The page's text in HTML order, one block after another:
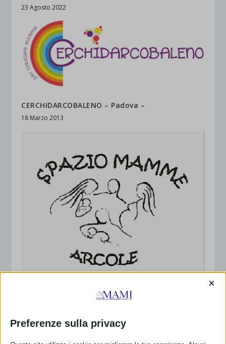
23 Agosto 2022
CERCHIDARCOBALENO – Padova –
18 Marzo 2013
Preferenze sulla privacy
×